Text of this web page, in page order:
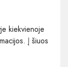
kiekvienoje
Į šiuos